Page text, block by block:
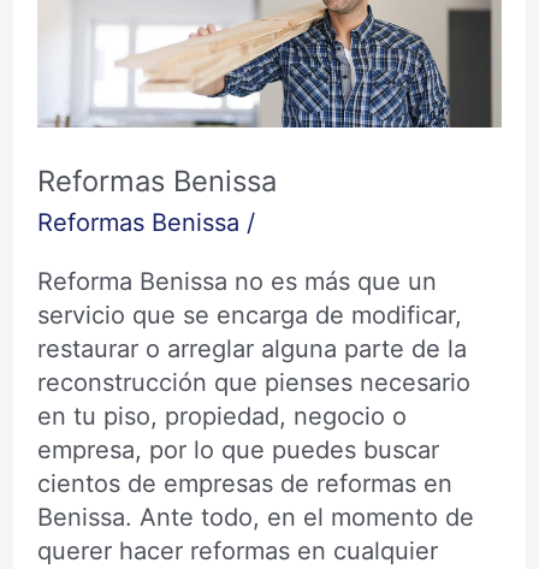
Reformas Benissa
Reformas Benissa /
Reforma Benissa no es más que un
servicio que se encarga de modificar,
restaurar o arreglar alguna parte de la
reconstrucción que pienses necesario
en tu piso, propiedad, negocio o
empresa, por lo que puedes buscar
cientos de empresas de reformas en
Benissa. Ante todo, en el momento de
querer hacer reformas en cualquier